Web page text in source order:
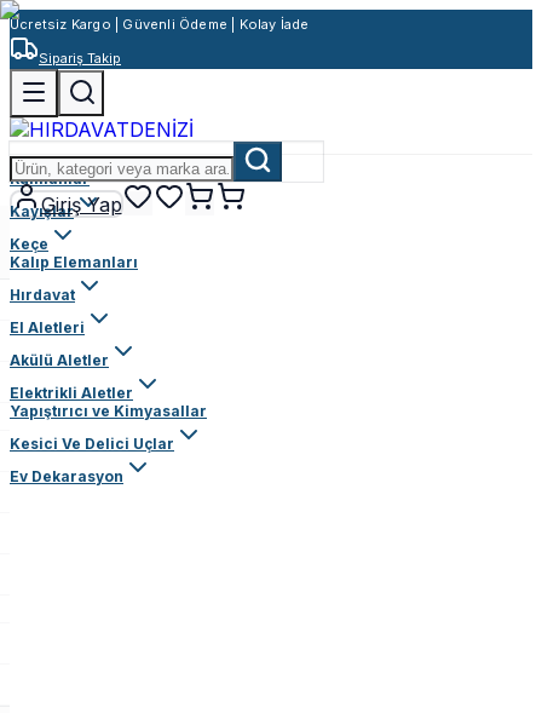
Ücretsiz Kargo | Güvenli Ödeme | Kolay İade
Sipariş Takip
Giriş Yap
Rulmanlar
Kayışlar
Keçe
Kalıp Elemanları
Hırdavat
El Aletleri
Akülü Aletler
Elektrikli Aletler
Yapıştırıcı ve Kimyasallar
Kesici Ve Delici Uçlar
Ev Dekarasyon